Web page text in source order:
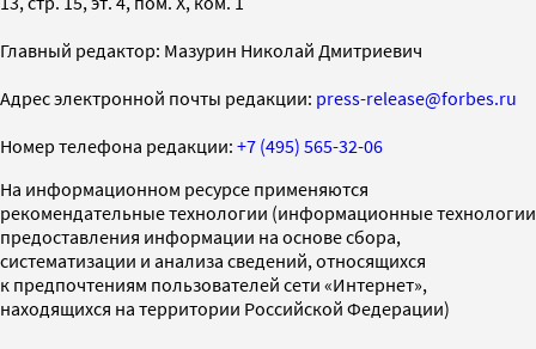
Главный редактор: Мазурин Николай Дмитриевич
Адрес электронной почты редакции: press-release@forbes.ru
Номер телефона редакции: +7 (495) 565-32-06
На информационном ресурсе применяются
рекомендательные технологии (информационные технологии
предоставления информации на основе сбора,
систематизации и анализа сведений, относящихся
к предпочтениям пользователей сети «Интернет»,
находящихся на территории Российской Федерации)